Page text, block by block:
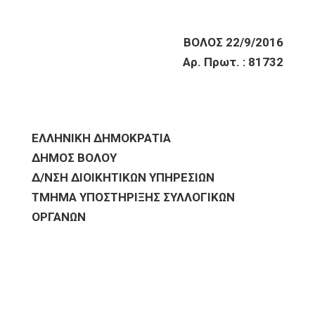
ΒΟΛΟΣ 22/9/2016
Αρ. Πρωτ. : 81732
ΕΛΛΗΝΙΚΗ ΔΗΜΟΚΡΑΤΙΑ
ΔΗΜΟΣ ΒΟΛΟΥ
Δ/ΝΣΗ ΔΙΟΙΚΗΤΙΚΩΝ ΥΠΗΡΕΣΙΩΝ
ΤΜΗΜΑ ΥΠΟΣΤΗΡΙΞΗΣ ΣΥΛΛΟΓΙΚΩΝ
ΟΡΓΑΝΩΝ